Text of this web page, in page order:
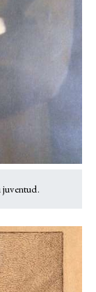
juventud.